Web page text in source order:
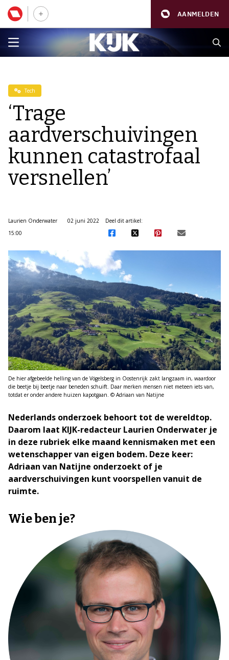
AANMELDEN
Tech
‘Trage
aardverschuivingen
kunnen catastrofaal
versnellen’
Laurien Onderwater
02 juni 2022
15:00
Deel dit artikel:
De hier afgebeelde helling van de Vögelsberg in Oostenrijk zakt langzaam in, waardoor
die beetje bij beetje naar beneden schuift. Daar merken mensen niet meteen iets van,
totdat er onder andere huizen kapotgaan. © Adriaan van Natijne
Nederlands onderzoek behoort tot de wereldtop.
Daarom laat KIJK-redacteur Laurien Onderwater je
in deze rubriek elke maand kennismaken met een
wetenschapper van eigen bodem. Deze keer:
Adriaan van Natijne onderzoekt of je
aardverschuivingen kunt voorspellen vanuit de
ruimte.
Wie ben je?